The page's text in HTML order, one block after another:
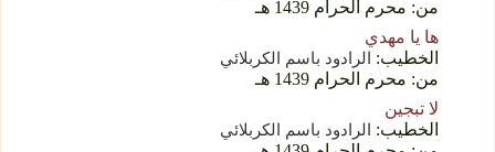
من: محرم الحرام 1439 هـ
ها يا مهدي
الخطيب: الرادود باسم الكربلائي
من: محرم الحرام 1439 هـ
لا تبجين
الخطيب: الرادود باسم الكربلائي